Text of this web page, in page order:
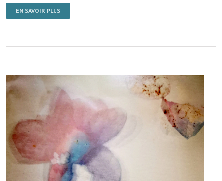
EN SAVOIR PLUS